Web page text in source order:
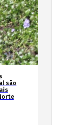
são